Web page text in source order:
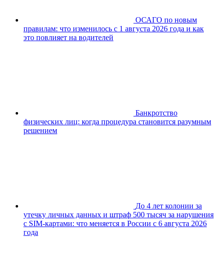
ОСАГО по новым
правилам: что изменилось с 1 августа 2026 года и как
это повлияет на водителей
Банкротство
физических лиц: когда процедура становится разумным
решением
До 4 лет колонии за
утечку личных данных и штраф 500 тысяч за нарушения
с SIM-картами: что меняется в России с 6 августа 2026
года